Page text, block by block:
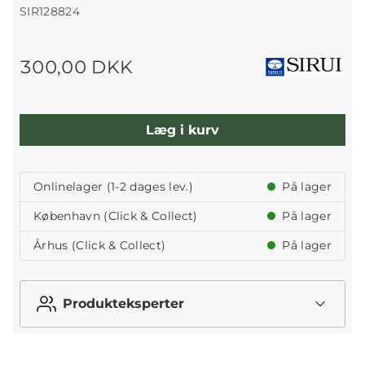
SIR128824
300,00 DKK
Læg i kurv
Onlinelager (1-2 dages lev.)
På lager
København (Click & Collect)
På lager
Århus (Click & Collect)
På lager
Produkteksperter